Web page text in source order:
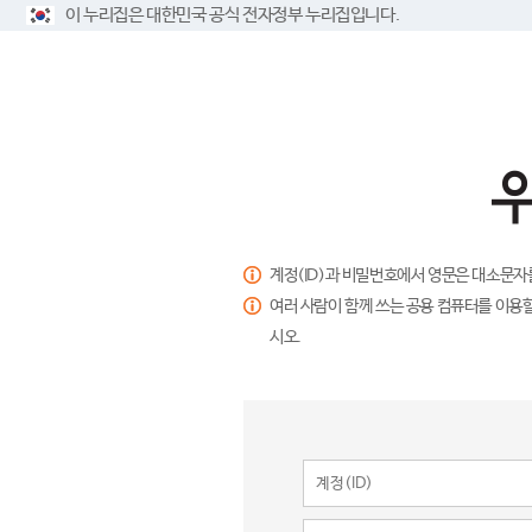
이 누리집은 대한민국 공식 전자정부 누리집입니다.
계정(ID)과 비밀번호에서 영문은 대소문
여러 사람이 함께 쓰는 공용 컴퓨터를 이
시오.